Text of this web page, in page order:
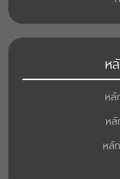
ห
ห
ห
หลั